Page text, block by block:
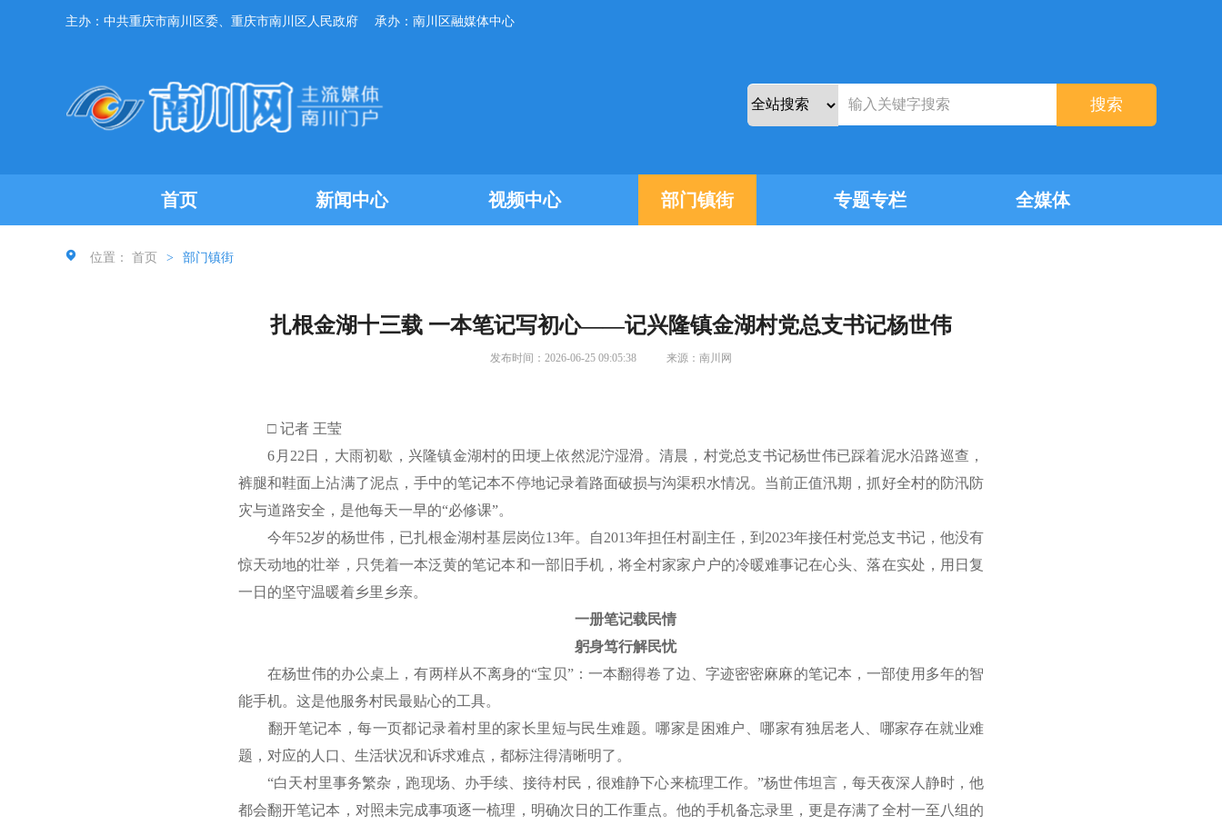
主办：中共重庆市南川区委、重庆市南川区人民政府 承办：南川区融媒体中心
搜索
首页 新闻中心 视频中心 部门镇街 专题专栏 全媒体
位置： 首页 > 部门镇街
扎根金湖十三载 一本笔记写初心——记兴隆镇金湖村党总支书记杨世伟
发布时间： 2026-06-25 09:05:38 来源： 南川网
□ 记者 王莹
6月22日，大雨初歇，兴隆镇金湖村的田埂上依然泥泞湿滑。清晨，村党总支书记杨世伟已踩着泥水沿路巡查，
裤腿和鞋面上沾满了泥点，手中的笔记本不停地记录着路面破损与沟渠积水情况。当前正值汛期，抓好全村的防汛防
灾与道路安全，是他每天一早的“必修课”。
今年52岁的杨世伟，已扎根金湖村基层岗位13年。自2013年担任村副主任，到2023年接任村党总支书记，他没有
惊天动地的壮举，只凭着一本泛黄的笔记本和一部旧手机，将全村家家户户的冷暖难事记在心头、落在实处，用日复
一日的坚守温暖着乡里乡亲。
一册笔记载民情
躬身笃行解民忧
在杨世伟的办公桌上，有两样从不离身的“宝贝”：一本翻得卷了边、字迹密密麻麻的笔记本，一部使用多年的智
能手机。这是他服务村民最贴心的工具。
翻开笔记本，每一页都记录着村里的家长里短与民生难题。哪家是困难户、哪家有独居老人、哪家存在就业难
题，对应的人口、生活状况和诉求难点，都标注得清晰明了。
“白天村里事务繁杂，跑现场、办手续、接待村民，很难静下心来梳理工作。”杨世伟坦言，每天夜深人静时，他
都会翻开笔记本，对照未完成事项逐一梳理，明确次日的工作重点。他的手机备忘录里，更是存满了全村一至八组的